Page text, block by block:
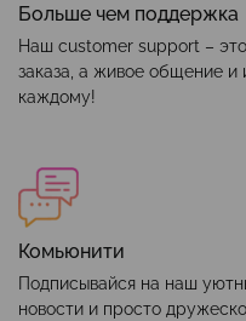
Больше чем поддержка
Наш customer support –
заказа, а живое общение и
каждому!
Комьюнити
Подписывайся на наш
новости и просто